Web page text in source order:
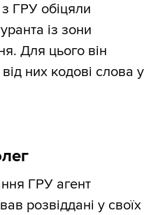
ГРУ обіцяли
із зони
Для цього він
них кодові слова у
ГРУ агент
розвіддані у своїх